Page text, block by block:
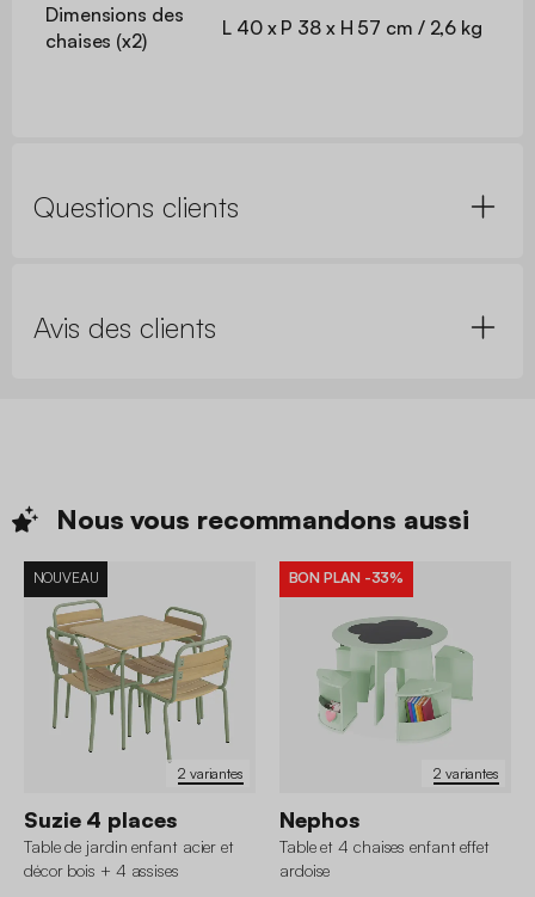
Dimensions des
chaises (x2)
L 40 x P 38 x H 57 cm / 2,6 kg
Questions clients
Avis des clients
Nous vous recommandons aussi
2 variantes
NOUVEAU
Suzie 4 places
Table de jardin enfant acier et
décor bois + 4 assises
2 variantes
BON PLAN -33%
Nephos
Table et 4 chaises enfant effet
ardoise